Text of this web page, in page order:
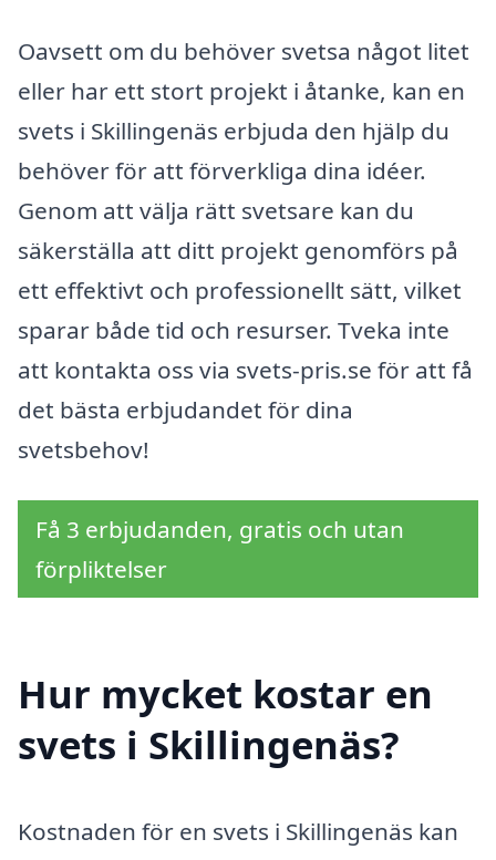
Oavsett om du behöver svetsa något litet
eller har ett stort projekt i åtanke, kan en
svets i Skillingenäs erbjuda den hjälp du
behöver för att förverkliga dina idéer.
Genom att välja rätt svetsare kan du
säkerställa att ditt projekt genomförs på
ett effektivt och professionellt sätt, vilket
sparar både tid och resurser. Tveka inte
att kontakta oss via svets-pris.se för att få
det bästa erbjudandet för dina
svetsbehov!
Få 3 erbjudanden, gratis och utan
förpliktelser
Hur mycket kostar en
svets i Skillingenäs?
Kostnaden för en svets i Skillingenäs kan